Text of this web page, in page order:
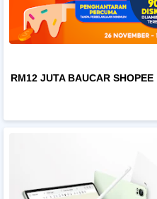
RM12 JUTA BAUCAR